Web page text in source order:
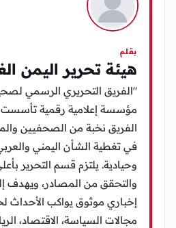
بقلم
هيئة تحرير اليمن
"الفريق التحريري الرسمي
الفريق نخبة من الصحفيين
في تغطية الشأن اليمني
وحيادية. يلتزم قسم التحرير
والتحقق من المصادر، ويهدف
إخباري موثوق يواكب
مجالات السياسة، الاقتصاد،